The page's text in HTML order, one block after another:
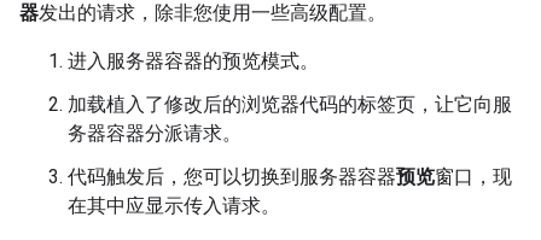
器发出的请求，除非您使用一些高级配置。
进入服务器容器的预览模式。
加载植入了修改后的浏览器代码的标签页，让它向服
务器容器分派请求。
代码触发后，您可以切换到服务器容器预览窗口，现
在其中应显示传入请求。